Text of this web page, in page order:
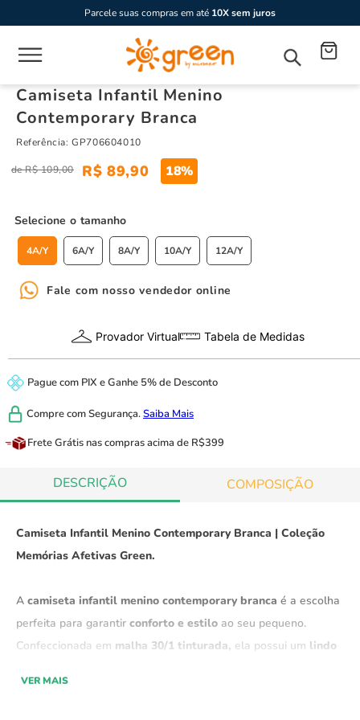
Parcele suas compras em até 10X sem juros
Camiseta Infantil Menino
Contemporary Branca
Referência:GP706604010
R$ 109,00 R$ 89,90 18%
tamanho
4A/Y 6A/Y 8A/Y 10A/Y 12A/Y
Fale com nosso vendedor online
Provador Virtual Tabela de Medidas
Pague com PIX eGanhe 5% de Desconto
Compre comSegurança.Saiba Mais
Frete Grátis nas compras acima de R$399
DESCRIÇÃO COMPOSIÇÃO
Camiseta Infantil Menino Contemporary Branca | Coleção
Memórias Afetivas Green.
A camiseta infantil menino contemporary branca é a escolha
perfeita para garantir conforto e estilo ao seu pequeno.
Confeccionada em malha 30/1 tinturada, ela possui um lindo
VER MAIS